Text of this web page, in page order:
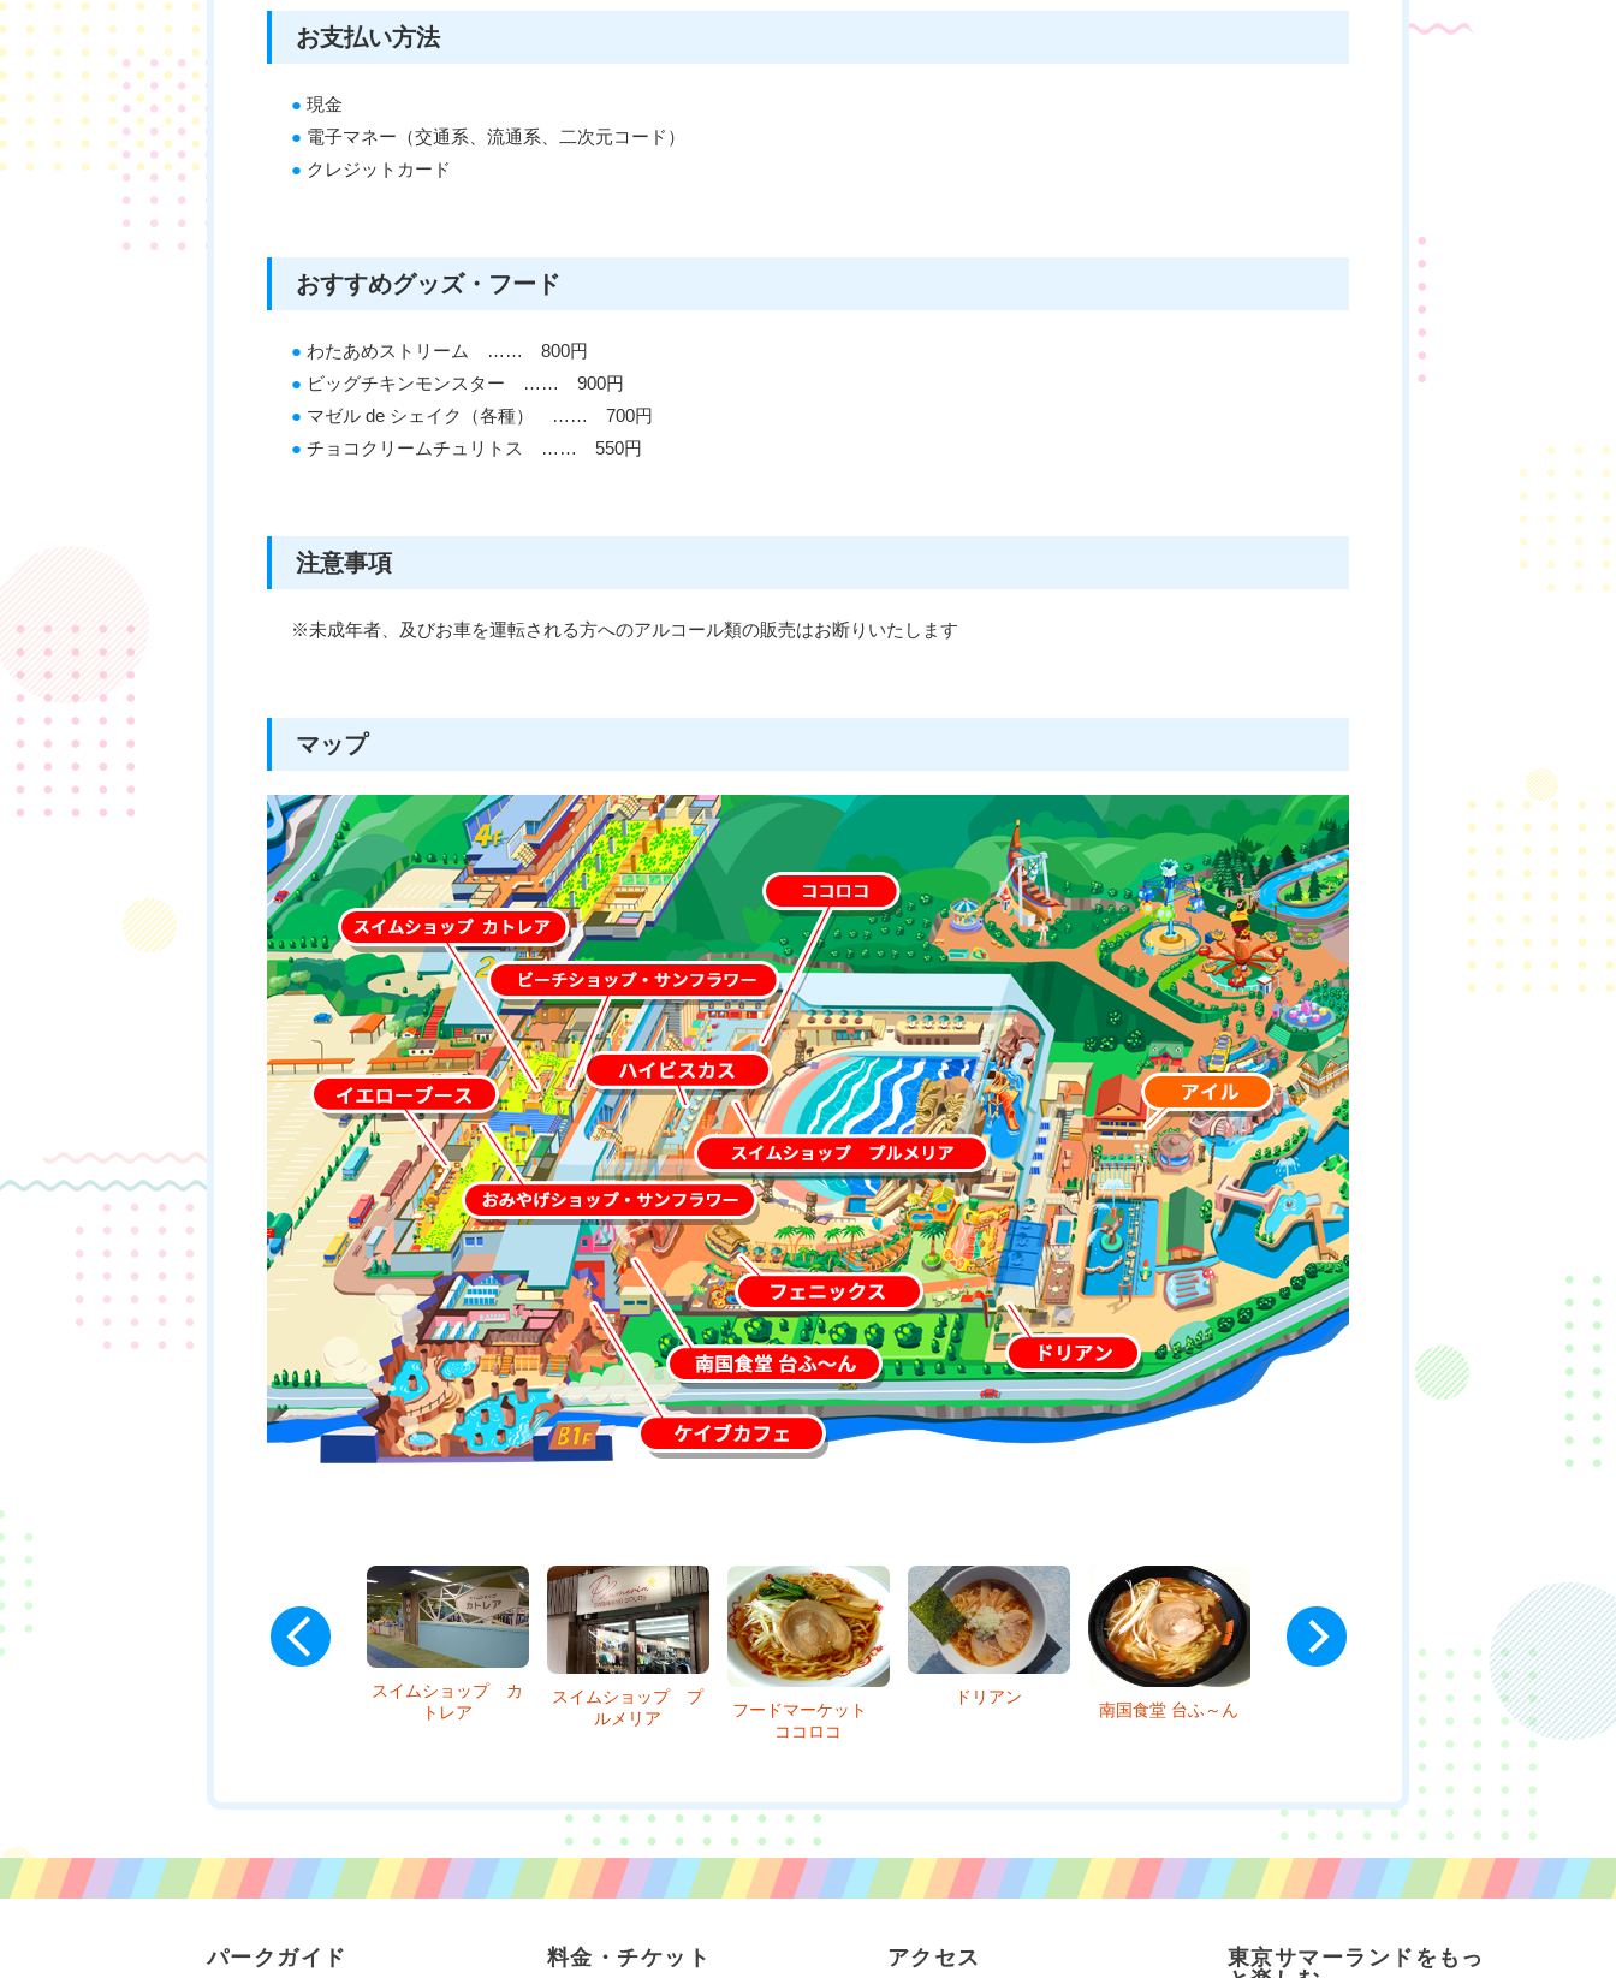
お支払い方法
● 現金
● 電子マネー（交通系、流通系、二次元コード）
● クレジットカード
おすすめグッズ・フード
● わたあめストリーム …… 800円
● ビッグチキンモンスター …… 900円
● マゼル de シェイク（各種） …… 700円
● チョコクリームチュリトス …… 550円
注意事項
※未成年者、及びお車を運転される方へのアルコール類の販売はお断りいたします
マップ
スイムショップ プ
ルメリア
フードマーケット
ココロコ
南国食堂 台ふ～ん
ケイブカフェ
パークガイド 料金・チケット アクセス
東京サマーランドをもっ